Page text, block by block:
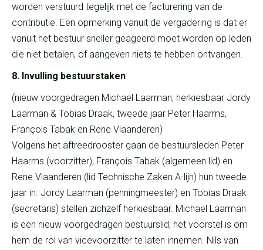
worden verstuurd tegelijk met de facturering van de
contributie. Een opmerking vanuit de vergadering is dat er
vanuit het bestuur sneller geageerd moet worden op leden
die niet betalen, of aangeven niets te hebben ontvangen.
8. Invulling bestuurstaken
(nieuw voorgedragen Michael Laarman, herkiesbaar Jordy
Laarman & Tobias Draak, tweede jaar Peter Haarms,
François Tabak en Rene Vlaanderen)
Volgens het aftreedrooster gaan de bestuursleden Peter
Haarms (voorzitter), François Tabak (algemeen lid) en
Rene Vlaanderen (lid Technische Zaken A-lijn) hun tweede
jaar in. Jordy Laarman (penningmeester) en Tobias Draak
(secretaris) stellen zichzelf herkiesbaar. Michael Laarman
is een nieuw voorgedragen bestuurslid; het voorstel is om
hem de rol van vicevoorzitter te laten innemen. Nils van